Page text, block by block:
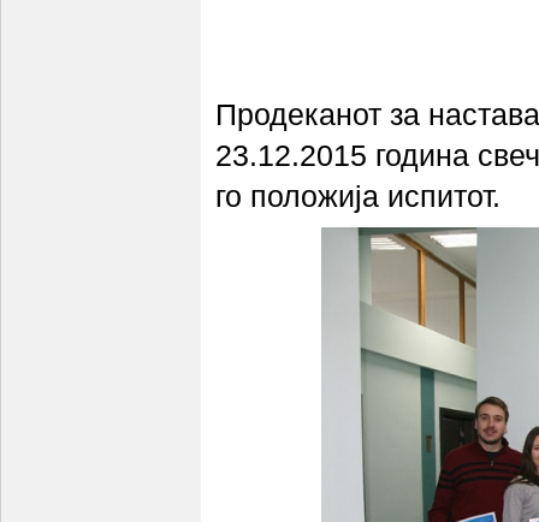
Продеканот за
23.12.2015 година
го положија испитот.